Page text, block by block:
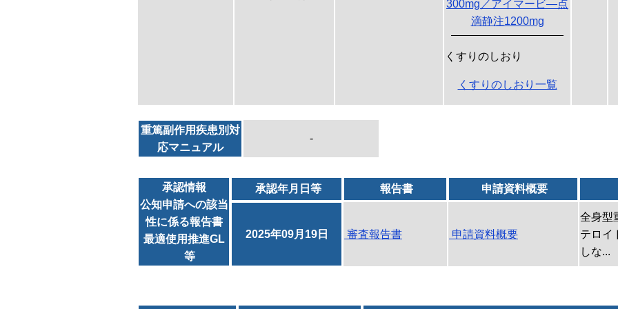
300mg／アイマービ―点
滴静注1200mg
くすりのしおり
くすりのしおり一覧
重篤副作用疾患別対
応マニュアル
-
承認情報
公知申請への該当
性に係る報告書
最適使用推進GL
等
承認年月日等 報告書 申請資料概要
2025年09月19日 審査報告書 申請資料概要
全身型
テロイ
しな...